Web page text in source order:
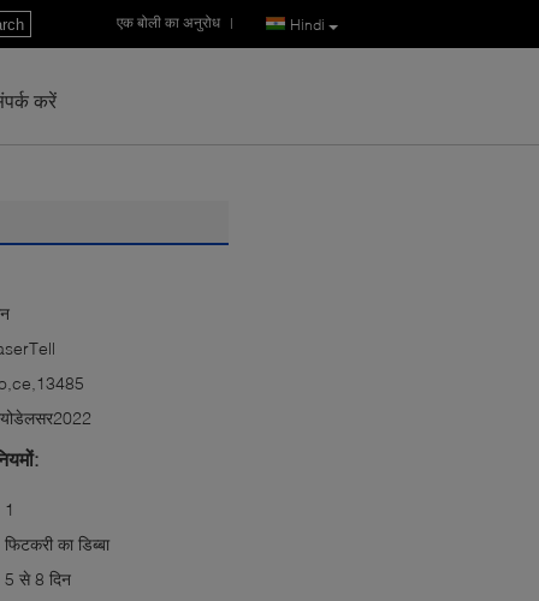
Hindi
एक बोली का अनुरोध |
करें
1
फिटकरी का डिब्बा
5 से 8 दिन